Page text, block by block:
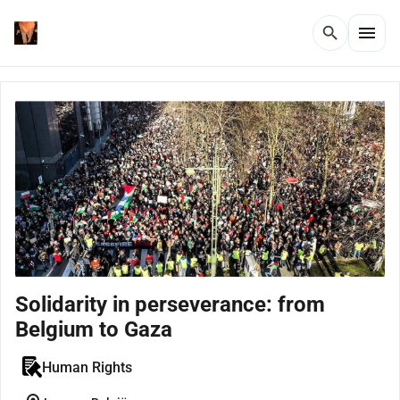
search menu
Solidarity in perseverance: from
Belgium to Gaza
Human Rights